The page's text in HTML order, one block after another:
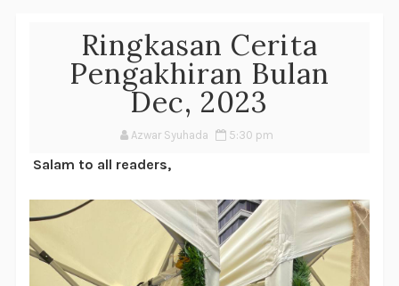
Ringkasan Cerita
Pengakhiran Bulan
Dec, 2023
Azwar Syuhada 5:30 pm
Salam to all readers,